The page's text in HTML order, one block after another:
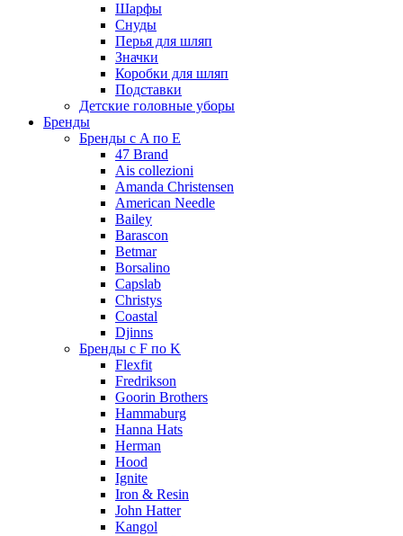
Шарфы
Снуды
Перья для шляп
Значки
Коробки для шляп
Подставки
Детские головные уборы
Бренды
Бренды с A по E
47 Brand
Ais collezioni
Amanda Christensen
American Needle
Bailey
Barascon
Betmar
Borsalino
Capslab
Christys
Coastal
Djinns
Бренды с F по K
Flexfit
Fredrikson
Goorin Brothers
Hammaburg
Hanna Hats
Herman
Hood
Ignite
Iron & Resin
John Hatter
Kangol